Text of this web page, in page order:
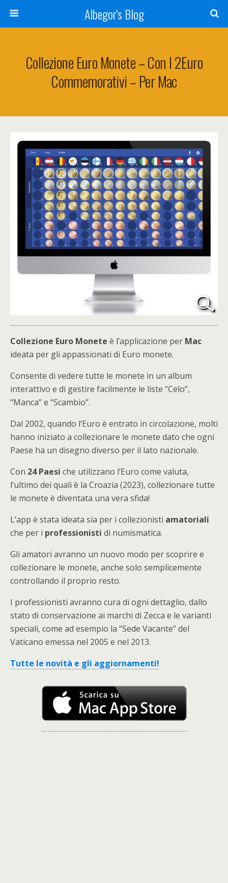
Albegor's Blog
Collezione Euro Monete – Con I 2Euro
Commemorativi – Per Mac
Collezione Euro Monete è l’applicazione per Mac
ideata per gli appassionati di Euro monete.
Consente di vedere tutte le monete in un album
interattivo e di gestire facilmente le liste “Celo”,
“Manca” e “Scambio”.
Dal 2002, quando l’Euro è entrato in circolazione, molti
hanno iniziato a collezionare le monete dato che ogni
Paese ha un disegno diverso per il lato nazionale.
Con 24 Paesi che utilizzano l’Euro come valuta,
l’ultimo dei quali è la Croazia (2023), collezionare tutte
le monete è diventata una vera sfida!
L’app è stata ideata sia per i collezionisti amatoriali
che per i professionisti di numismatica.
Gli amatori avranno un nuovo modo per scoprire e
collezionare le monete, anche solo semplicemente
controllando il proprio resto.
I professionisti avranno cura di ogni dettaglio, dallo
stato di conservazione ai marchi di Zecca e le varianti
speciali, come ad esempio la “Sede Vacante” del
Vaticano emessa nel 2005 e nel 2013.
Tutte le novità e gli aggiornamenti!